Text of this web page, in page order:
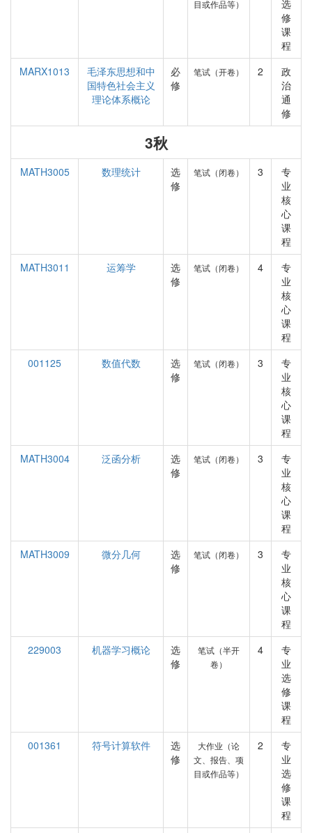
目或作品等）
选
修
课
程
MARX1013
毛泽东思想和中
国特色社会主义
理论体系概论
必
修
笔试（开卷） 2
政
治
通
修
3秋
MATH3005 数理统计
选
修
笔试（闭卷） 3
专
业
核
心
课
程
MATH3011
运筹学
选
修
笔试（闭卷） 4
专
业
核
心
课
程
001125
数值代数
选
修
笔试（闭卷） 3
专
业
核
心
课
程
MATH3004
泛函分析
选
修
笔试（闭卷） 3
专
业
核
心
课
程
MATH3009
微分几何
选
修
笔试（闭卷） 3
专
业
核
心
课
程
229003
机器学习概论
选
修
笔试（半开
卷）
4
专
业
选
修
课
程
001361
符号计算软件
选
修
大作业（论
文、报告、项
目或作品等）
2
专
业
选
修
课
程